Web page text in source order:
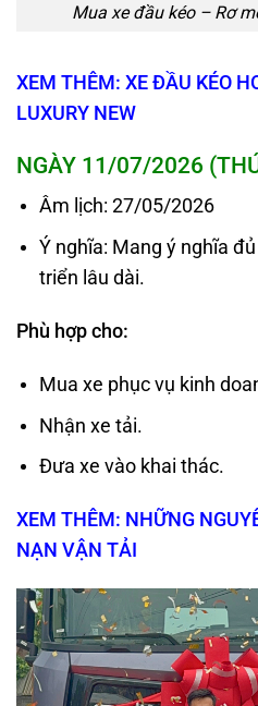
Mua xe đầu kéo – Rơ
XEM THÊM: XE ĐẦU KÉO
LUXURY NEW
NGÀY 11/07/2026
Âm lịch: 27/05/2026
Ý nghĩa: Mang ý nghĩa
triển lâu dài.
Phù hợp cho:
Mua xe phục vụ kinh
Nhận xe tải.
Đưa xe vào khai thác.
XEM THÊM: NHỮNG
NẠN VẬN TẢI